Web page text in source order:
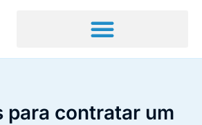
para contratar um